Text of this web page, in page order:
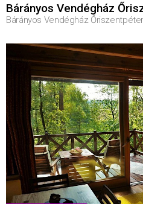
Bárányos Vendégház
Bárányos Vendégház Őriszentpéter